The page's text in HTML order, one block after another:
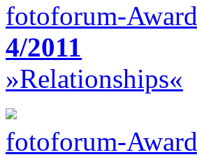
fotoforum-Award
4/2011
»Relationships«
fotoforum-Award